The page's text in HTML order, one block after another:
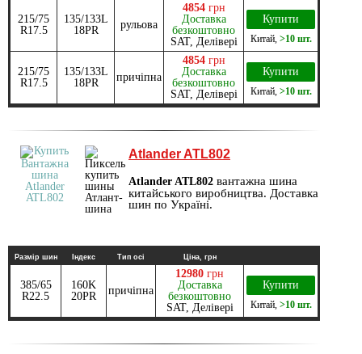
215/75
R17.5
135/133L
18PR
рульова
4854 грн
Доставка
безкоштовно
SAT, Делівері
Купити
Китай, >10 шт.
215/75
R17.5
135/133L
18PR
причіпна
4854 грн
Доставка
безкоштовно
SAT, Делівері
Купити
Китай, >10 шт.
Atlander ATL802
Atlander ATL802 вантажна шина
китайського виробництва. Доставка
шин по Україні.
Размір шин Індекс Тип осі Ціна, грн
385/65
R22.5
160K
20PR
причіпна
12980 грн
Доставка
безкоштовно
SAT, Делівері
Купити
Китай, >10 шт.